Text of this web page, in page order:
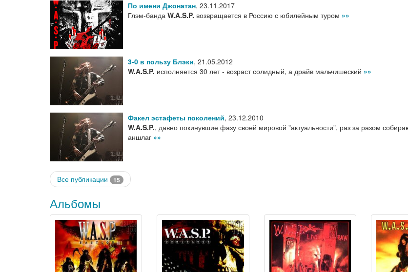
По имени Джонатан, 23.11.2017
Глэм-банда W.A.S.P. возвращается в Россию с юбилейным туром »»
3-0 в пользу Блэки, 21.05.2012
W.A.S.P. исполняется 30 лет - возраст солидный, а драйв мальчишеский »»
Факел эстафеты поколений, 23.12.2010
W.A.S.P., давно покинувшие фазу своей мировой "актуальности", раз за разом
аншлаг »»
Все публикации 15
Альбомы